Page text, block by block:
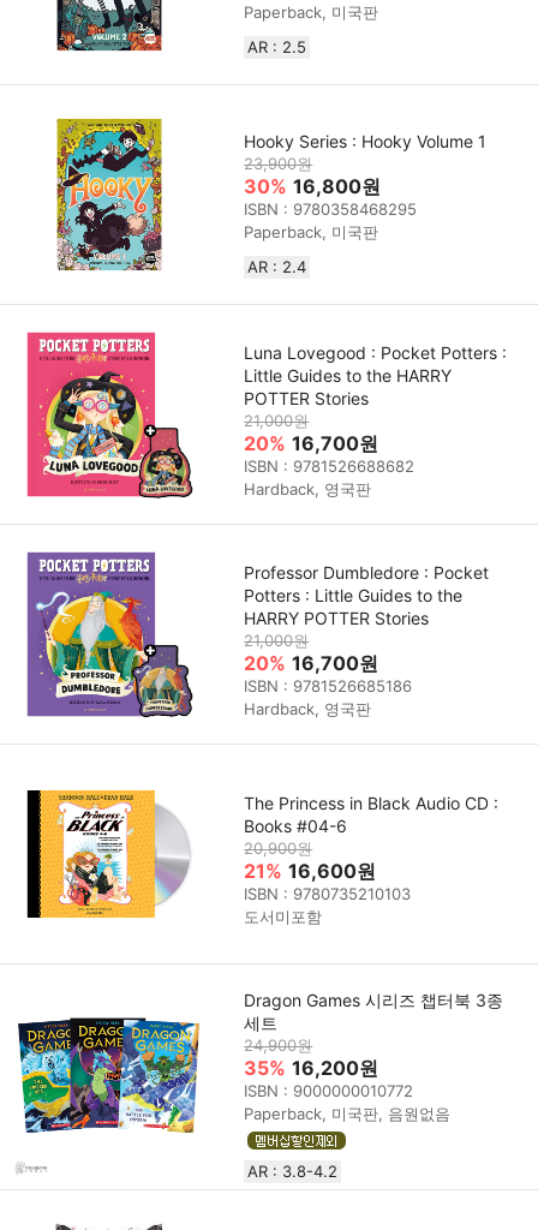
Paperback, 미국판
AR : 2.5
Hooky Series : Hooky Volume 1
23,900원
30% 16,800원
ISBN : 9780358468295
Paperback, 미국판
AR : 2.4
Luna Lovegood : Pocket Potters :
Little Guides to the HARRY
POTTER Stories
21,000원
20% 16,700원
ISBN : 9781526688682
Hardback, 영국판
Professor Dumbledore : Pocket
Potters : Little Guides to the
HARRY POTTER Stories
21,000원
20% 16,700원
ISBN : 9781526685186
Hardback, 영국판
The Princess in Black Audio CD :
Books #04-6
20,900원
21% 16,600원
ISBN : 9780735210103
도서미포함
Dragon Games 시리즈 챕터북 3종
세트
24,900원
35% 16,200원
ISBN : 9000000010772
Paperback, 미국판, 음원없음
AR : 3.8-4.2